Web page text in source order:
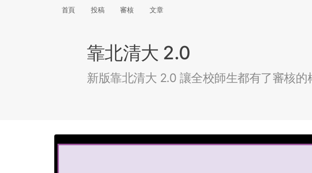
首頁 投稿 審核 文章
靠北清大 2.0
新版靠北清大 2.0 讓全校師生都有了審核的